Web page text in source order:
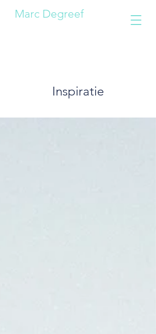
Marc Degreef
Inspiratie